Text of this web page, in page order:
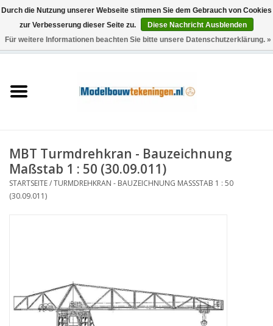
0 Artikel - €0,00
Schiffe
Holzbau
Landschaft
Zeitschriften
MBT Turmdrehkran - Bauzeichnung
Maßstab 1 : 50 (30.09.011)
STARTSEITE/TURMDREHKRAN - BAUZEICHNUNG MASSSTAB 1 : 50 (
30.09.011)
Durch die Nutzung unserer Webseite stimmen Sie dem Gebrauch von Cookies
zur Verbesserung dieser Seite zu.
Diese Nachricht Ausblenden
Für weitere Informationen beachten Sie bitte unsere Datenschutzerklärung. »